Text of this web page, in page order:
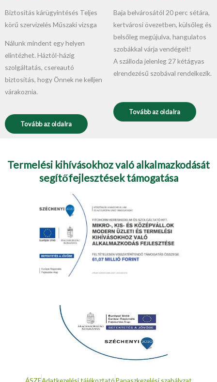
Biztosítás kárügyintésés Teljes
körű szervizelés Műszaki vizsga
Nálunk mindent egy helyen
elintézhet. Háztól-házig
szolgáltatás, csereautó
biztosítás, hogy Önnek ne kelljen
várakoznia.
Tovább az oldalra
Baja belvárosától 20 perc sétára,
kertvárosi övezetben, külsőleg és
belsőleg megújulva, hangulatos
szobákkal várja vendégeit!
A szálloda jelenleg 27 kétágyas
elrendezésű szobával rendelkezik.
Tovább az oldalra
Termelési kihívásokhoz való alkalmazkodását
segítőfejlesztések támogatása
ÁSZFAdatkezelési tájékoztatóPanaszkezelési szabályzat